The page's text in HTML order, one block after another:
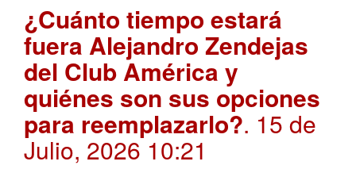
¿Cuánto tiempo estará
fuera Alejandro Zendejas
del Club América y
quiénes son sus opciones
para reemplazarlo?. 15 de
Julio, 2026 10:21